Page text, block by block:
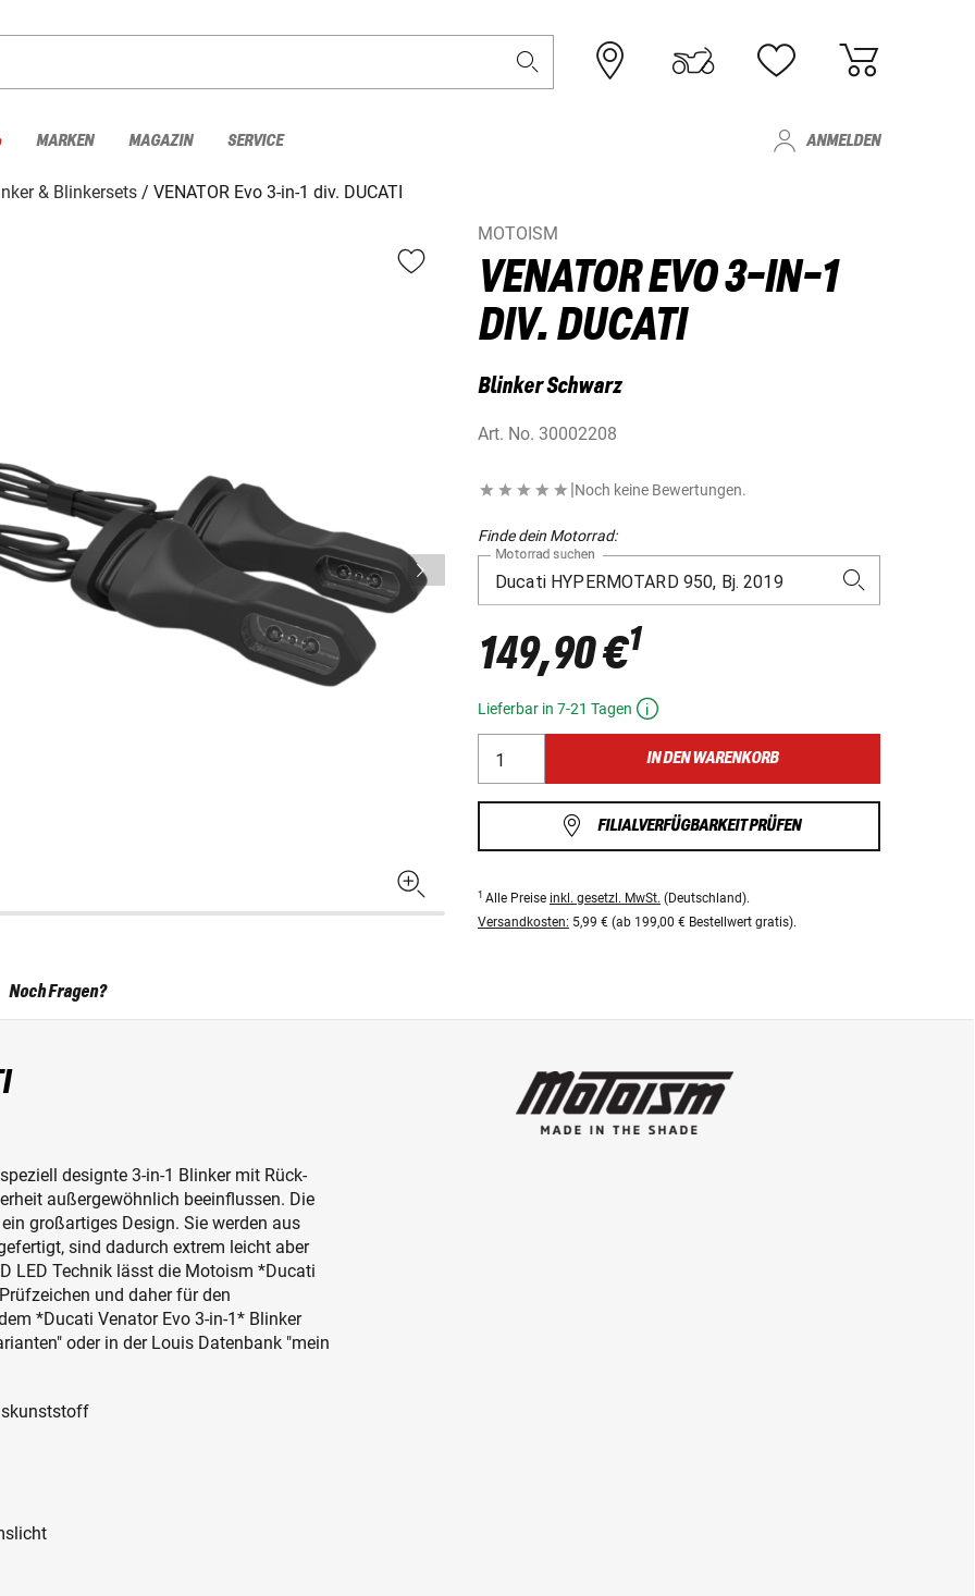
MARKEN MAGAZIN SERVICE ANMELDEN
& Blinkersets
VENATOR Evo 3-in-1 div. DUCATI
MOTOISM
VENATOR EVO 3-IN-1
DIV. DUCATI
Blinker Schwarz
Art. No. 30002208
|Noch keine Bewertungen.
Finde dein Motorrad:
Motorrad suchen
149,90 €1
Lieferbar in 7-21 Tagen
IN DEN WARENKORB
FILIALVERFÜGBARKEIT PRÜFEN
1 Alle Preise inkl. gesetzl. MwSt. (Deutschland).
Versandkosten: 5,99 € (ab 199,00 € Bestellwert gratis).
designte 3-in-1 Blinker mit Rück-
außergewöhnlich beeinflussen. Die
großartiges Design. Sie werden aus
sind dadurch extrem leicht aber
LED Technik lässt die Motoism *Ducati
und daher für den
*Ducati Venator Evo 3-in-1* Blinker
oder in der Louis Datenbank "mein
Noch Fragen?